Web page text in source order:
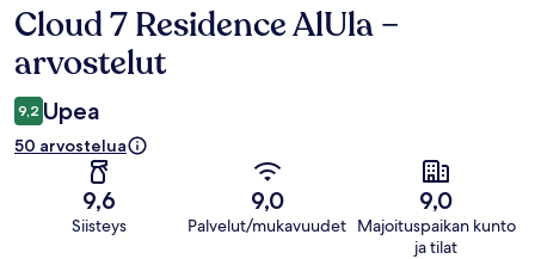
Arvostelut
Cloud 7 Residence AlUla –
arvostelut
9,2 Upea
50 arvostelua
9,6
Siisteys
9,0
Palvelut/mukavuudet
9,0
Majoituspaikan kunto
ja tilat